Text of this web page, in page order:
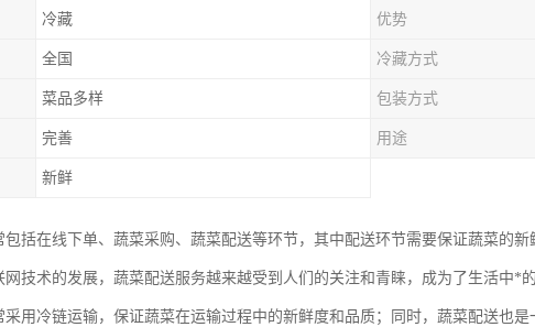
冷藏 优势
全国 冷藏方式
菜品多样 包装方式
完善 用途
新鲜
包括在线下单、蔬菜采购、蔬菜配送等环节，其中配送环节需要保证蔬菜的
网技术的发展，蔬菜配送服务越来越受到人们的关注和青睐，成为了生活中*的
采用冷链运输，保证蔬菜在运输过程中的新鲜度和品质；同时，蔬菜配送也